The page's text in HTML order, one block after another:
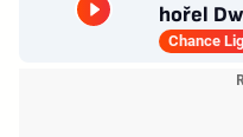
hořel
Ustojí to
Chance